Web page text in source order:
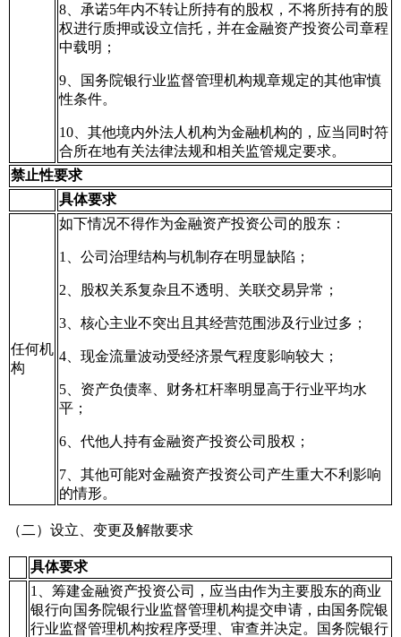
8、承诺5年内不转让所持有的股权，不将所持有的股
权进行质押或设立信托，并在金融资产投资公司章程
中载明；
9、国务院银行业监督管理机构规章规定的其他审慎
性条件。
10、其他境内外法人机构为金融机构的，应当同时符
合所在地有关法律法规和相关监管规定要求。
禁止性要求
具体要求
任何机
构
如下情况不得作为金融资产投资公司的股东：
1、公司治理结构与机制存在明显缺陷；
2、股权关系复杂且不透明、关联交易异常；
3、核心主业不突出且其经营范围涉及行业过多；
4、现金流量波动受经济景气程度影响较大；
5、资产负债率、财务杠杆率明显高于行业平均水
平；
6、代他人持有金融资产投资公司股权；
7、其他可能对金融资产投资公司产生重大不利影响
的情形。
（二）设立、变更及解散要求
具体要求
1、筹建金融资产投资公司，应当由作为主要股东的商业
银行向国务院银行业监督管理机构提交申请，由国务院银
行业监督管理机构按程序受理、审查并决定。国务院银行